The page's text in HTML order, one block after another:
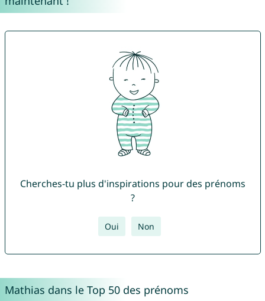
Cherches-tu plus d'inspirations pour des prénoms
?
Oui Non
Mathias dans le Top 50 des prénoms